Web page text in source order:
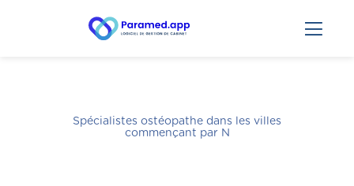
Spécialistes ostéopathe dans les villes
commençant par N